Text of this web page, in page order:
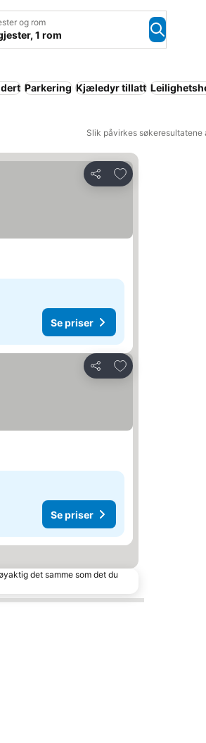
og rom
1 rom
Parkering Kjæledyr tillatt
Slik påvirkes søkeresultatene
Del
Legg til i favoritter
Se priser
Del
Legg til i favoritter
Se priser
det samme som det du